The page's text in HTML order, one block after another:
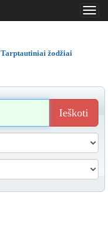
..
..
Tarptautiniai žodžiai
Ieškoti